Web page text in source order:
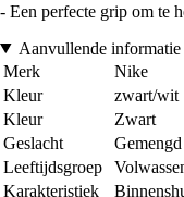
- Een perfecte grip om te
Aanvullende informatie
Merk
Nike
Kleur
zwart/wit
Kleur
Zwart
Geslacht
Gemengd
Leeftijdsgroep
Karakteristiek